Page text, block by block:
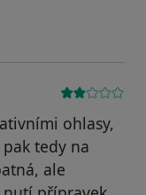
ohlasy,
tedy na
ale